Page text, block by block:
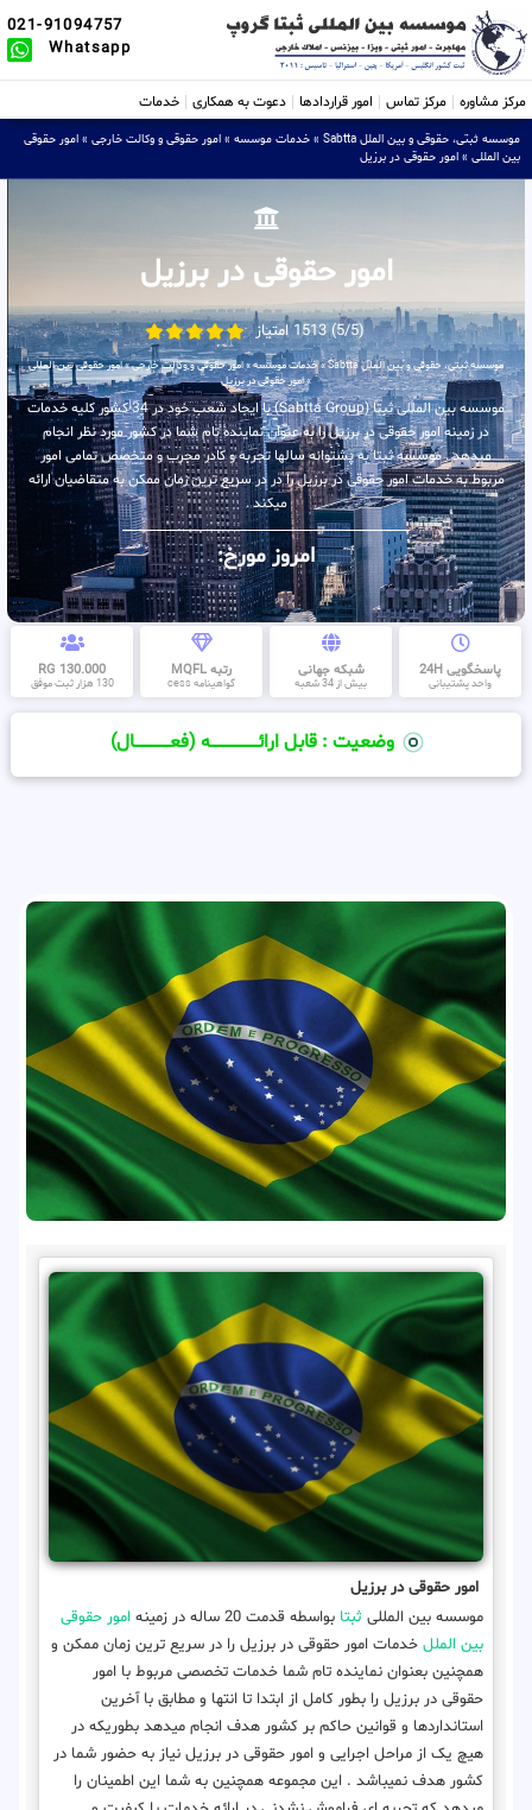
021-91094757
Whatsapp
مرکز مشاوره مرکز تماس امور قراردادها دعوت به همکاری خدمات
موسسه ثبتی، حقوقی و بین الملل Sabtta » خدمات موسسه » امور حقوقی و وکالت خارجی » امور حقوقی
بین المللی » امور حقوقی در برزیل
امور حقوقی در برزیل
(5/5) 1513 امتیاز
موسسه ثبتی، حقوقی و بین الملل Sabtta »خدمات موسسه»امور حقوقی و وکالت خارجی»امور حقوقی بین المللی
»امور حقوقی در برزیل
موسسه بین المللی ثبتا (Sabtta Group) با ایجاد شعب خود در 34 کشور کلیه خدمات
در زمینه امور حقوقی در برزیل را به عنوان نماینده تام شما در کشور مورد نظر انجام
میدهد . موسسه ثبتا به پشتوانه سالها تجربه و کادر مجرب و متخصص تمامی امور
مربوط به خدمات امور حقوقی در برزیل را در در سریع ترین زمان ممکن به متقاضیان ارائه
میکند .
امروز مورخ:
پاسخگویی 24H
واحد پشتیبانی
شبکه جهانی
بیش از 34 شعبه
رتبه MQFL
گواهینامه cess
130.000 RG
130 هزار ثبت موفق
وضعیت : قابل ارائــــــــــــــــــــه (فعـــــــــــــــال)
امور حقوقی در برزیل
موسسه بین المللی ثبتا بواسطه قدمت 20 ساله در زمینه
امور حقوقی
بین الملل خدمات امور حقوقی در برزیل را در سریع ترین زمان ممکن و
همچنین بعنوان نماینده تام شما خدمات تخصصی مربوط با امور
حقوقی در برزیل را بطور کامل از ابتدا تا انتها و مطابق با آخرین
استانداردها و قوانین حاکم بر کشور هدف انجام میدهد بطوریکه در
هیچ یک از مراحل اجرایی و امور حقوقی در برزیل نیاز به حضور شما در
کشور هدف نمیباشد . این مجموعه همچنین به شما این اطمینان را